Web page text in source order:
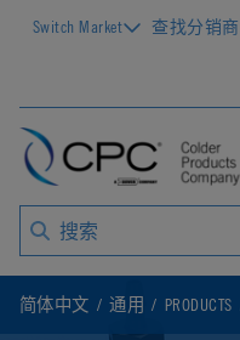
Switch Market 查找分销商
简体中文 通用 PRODUCTS